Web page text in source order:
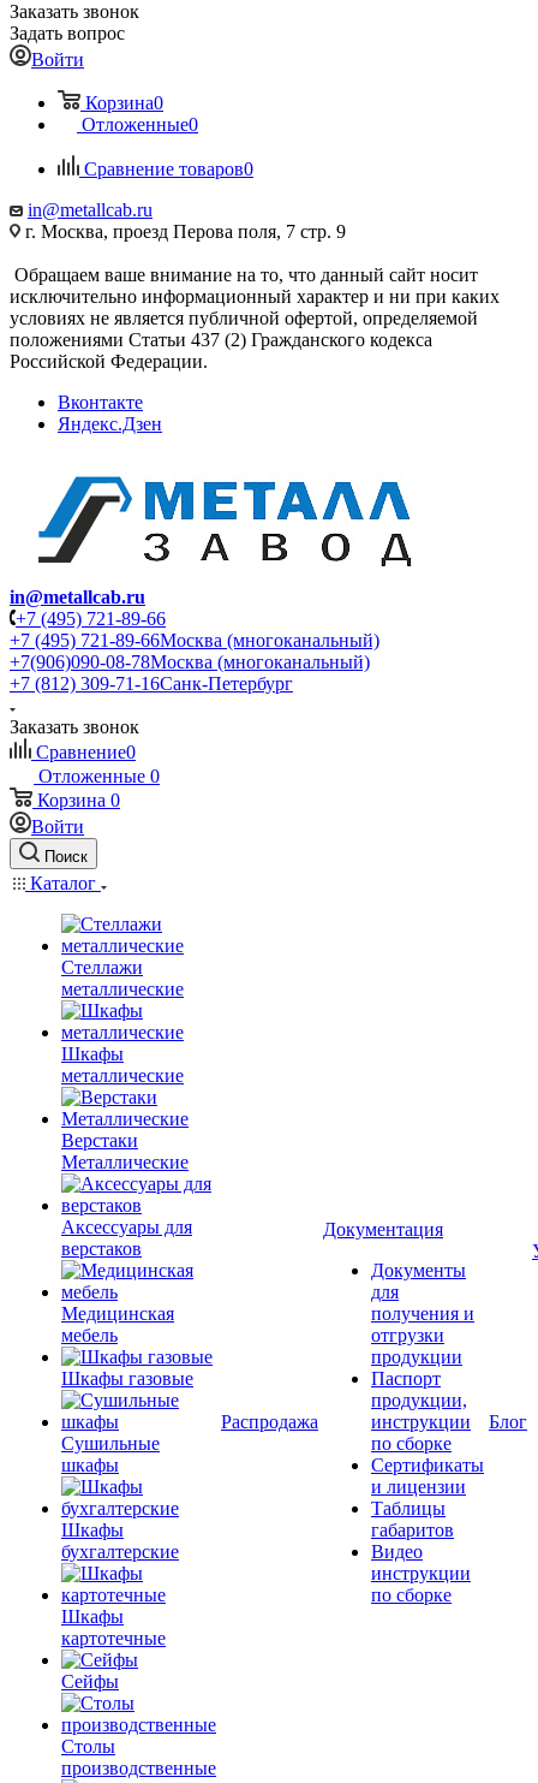
Заказать звонок
Задать вопрос
Войти
Корзина0
Отложенные0
Сравнение товаров0
in@metallcab.ru
г. Москва, проезд Перова поля, 7 стр. 9
Обращаем ваше внимание на то, что данный сайт носит
исключительно информационный характер и ни при каких
условиях не является публичной офертой, определяемой
положениями Статьи 437 (2) Гражданского кодекса
Российской Федерации.
Вконтакте
Яндекс.Дзен
in@metallcab.ru
+7 (495) 721-89-66
+7 (495) 721-89-66Москва (многоканальный)
+7(906)090-08-78Москва (многоканальный)
+7 (812) 309-71-16Санк-Петербург
Заказать звонок
Сравнение0
Отложенные 0
Корзина 0
Войти
Поиск
Каталог
Стеллажи
металлические
Шкафы
металлические
Верстаки
Металлические
Аксессуары для
верстаков
Медицинская
мебель
Шкафы газовые
Сушильные
шкафы
Шкафы
бухгалтерские
Шкафы
картотечные
Сейфы
Столы
производственные
Распродажа
Документация
Документы
для
получения и
отгрузки
продукции
Паспорт
продукции,
инструкции
по сборке
Сертификаты
и лицензии
Таблицы
габаритов
Видео
инструкции
по сборке
Блог